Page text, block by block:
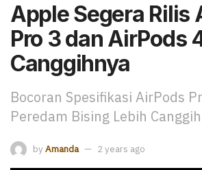
Apple Segera Rilis
Pro 3 dan AirPods
Canggihnya
Bocoran Spesifikasi AirPods
Peredam Bising Lebih Canggih
by Amanda 2 years ago